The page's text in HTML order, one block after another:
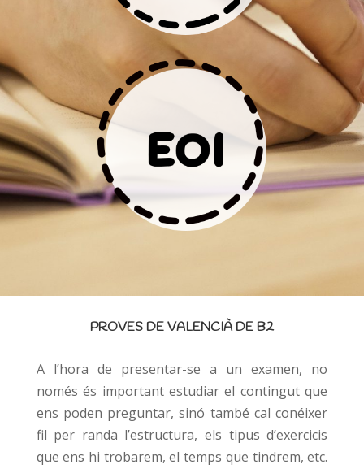
PROVES DE VALENCIÀ DE B2
A l’hora de presentar-se a un examen, no
només és important estudiar el contingut que
ens poden preguntar, sinó també cal conéixer
fil per randa l’estructura, els tipus d’exercicis
que ens hi trobarem, el temps que tindrem, etc.